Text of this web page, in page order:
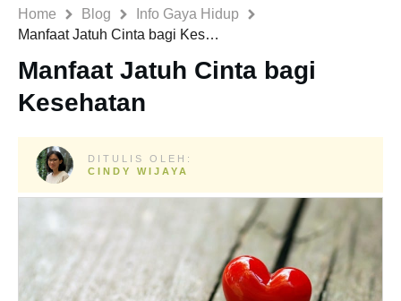
Home Blog
Info Gaya Hidup
Manfaat Jatuh Cinta bagi Kesehatan
Manfaat Jatuh Cinta bagi
Kesehatan
DITULIS OLEH:
CINDY WIJAYA